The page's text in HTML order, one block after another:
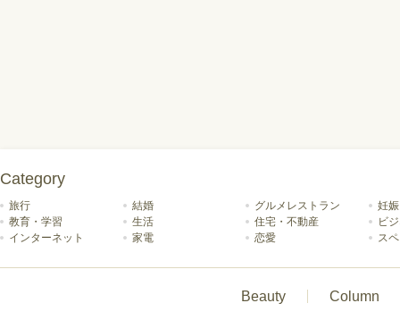
Category
旅行 結婚 グルメレストラン
妊
教育・学習
生活 住宅・不動産
ビ
インターネット
家電 恋愛 ス
Beauty Column